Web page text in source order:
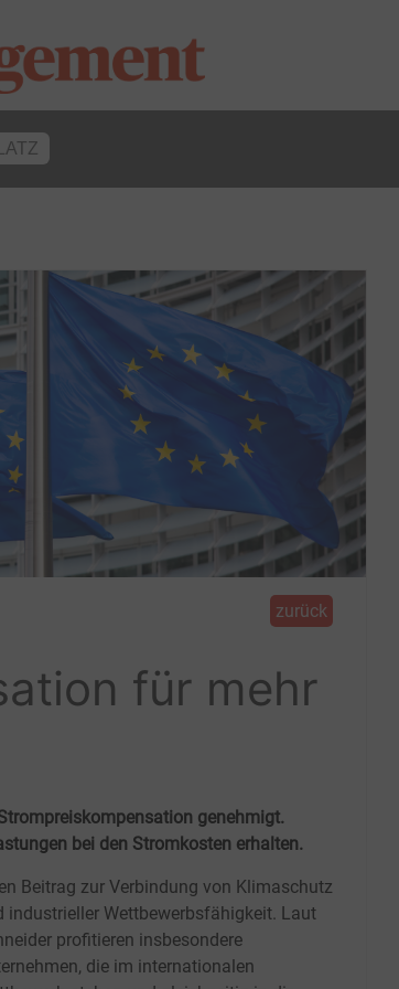
zurück
für mehr
genehmigt.
bei den Stromkosten erhalten.
Beitrag zur Verbindung von Klimaschutz
industrieller Wettbewerbsfähigkeit. Laut
profitieren insbesondere
die im internationalen